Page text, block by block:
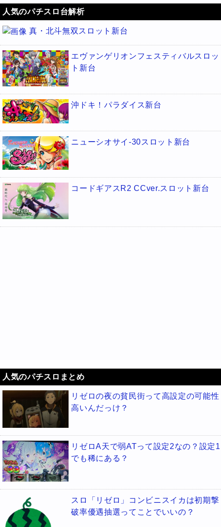
人気のパチスロ台解析
真・北斗無双スロット新台
エヴァンゲリオンフェスティバルスロッ
ト新台
沖ドキ！パラダイス新台
ニューシオサイ-30スロット新台
コードギアスR2 CCver.スロット新台
人気のパチスロまとめ
リゼロの夜の貧民街って高設定の可能性
高いんだっけ？
リゼロA天で弱ATって設定2なの？設定1
でも稀にある？
スロ「リゼロ」コンビニスイカは初期撃
破率優遇抽選ってことでいいの？